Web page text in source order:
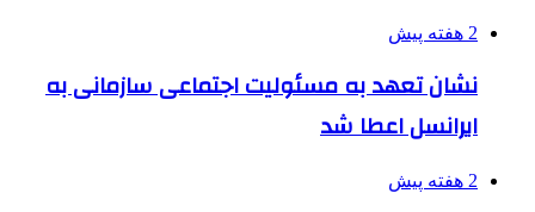
2 هفته پیش
نشان تعهد به مسئولیت اجتماعی سازمانی به
ایرانسل اعطا شد
2 هفته پیش